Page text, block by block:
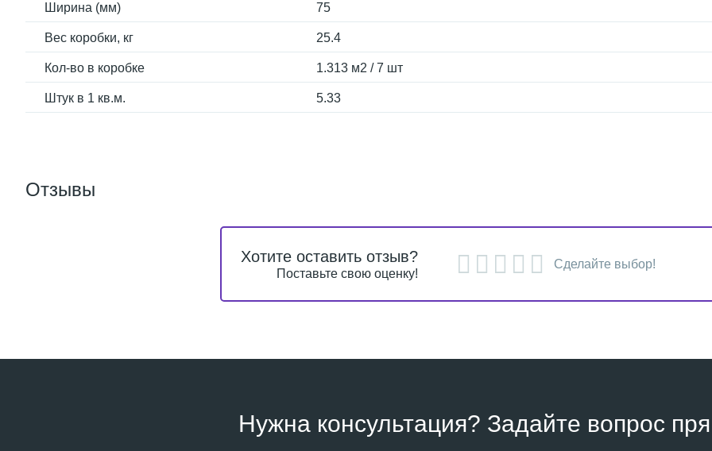
Ширина (мм) 75
Вес коробки, кг 25.4
Кол-во в коробке 1.313 м2 / 7 шт
Штук в 1 кв.м. 5.33
Отзывы
Хотите оставить отзыв?
Поставьте свою оценку!
Сделайте выбор!
Нужна консультация? Задайте вопрос